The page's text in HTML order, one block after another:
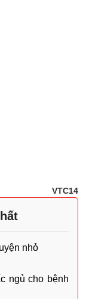
VTC14
nhỏ
ngủ cho bệnh